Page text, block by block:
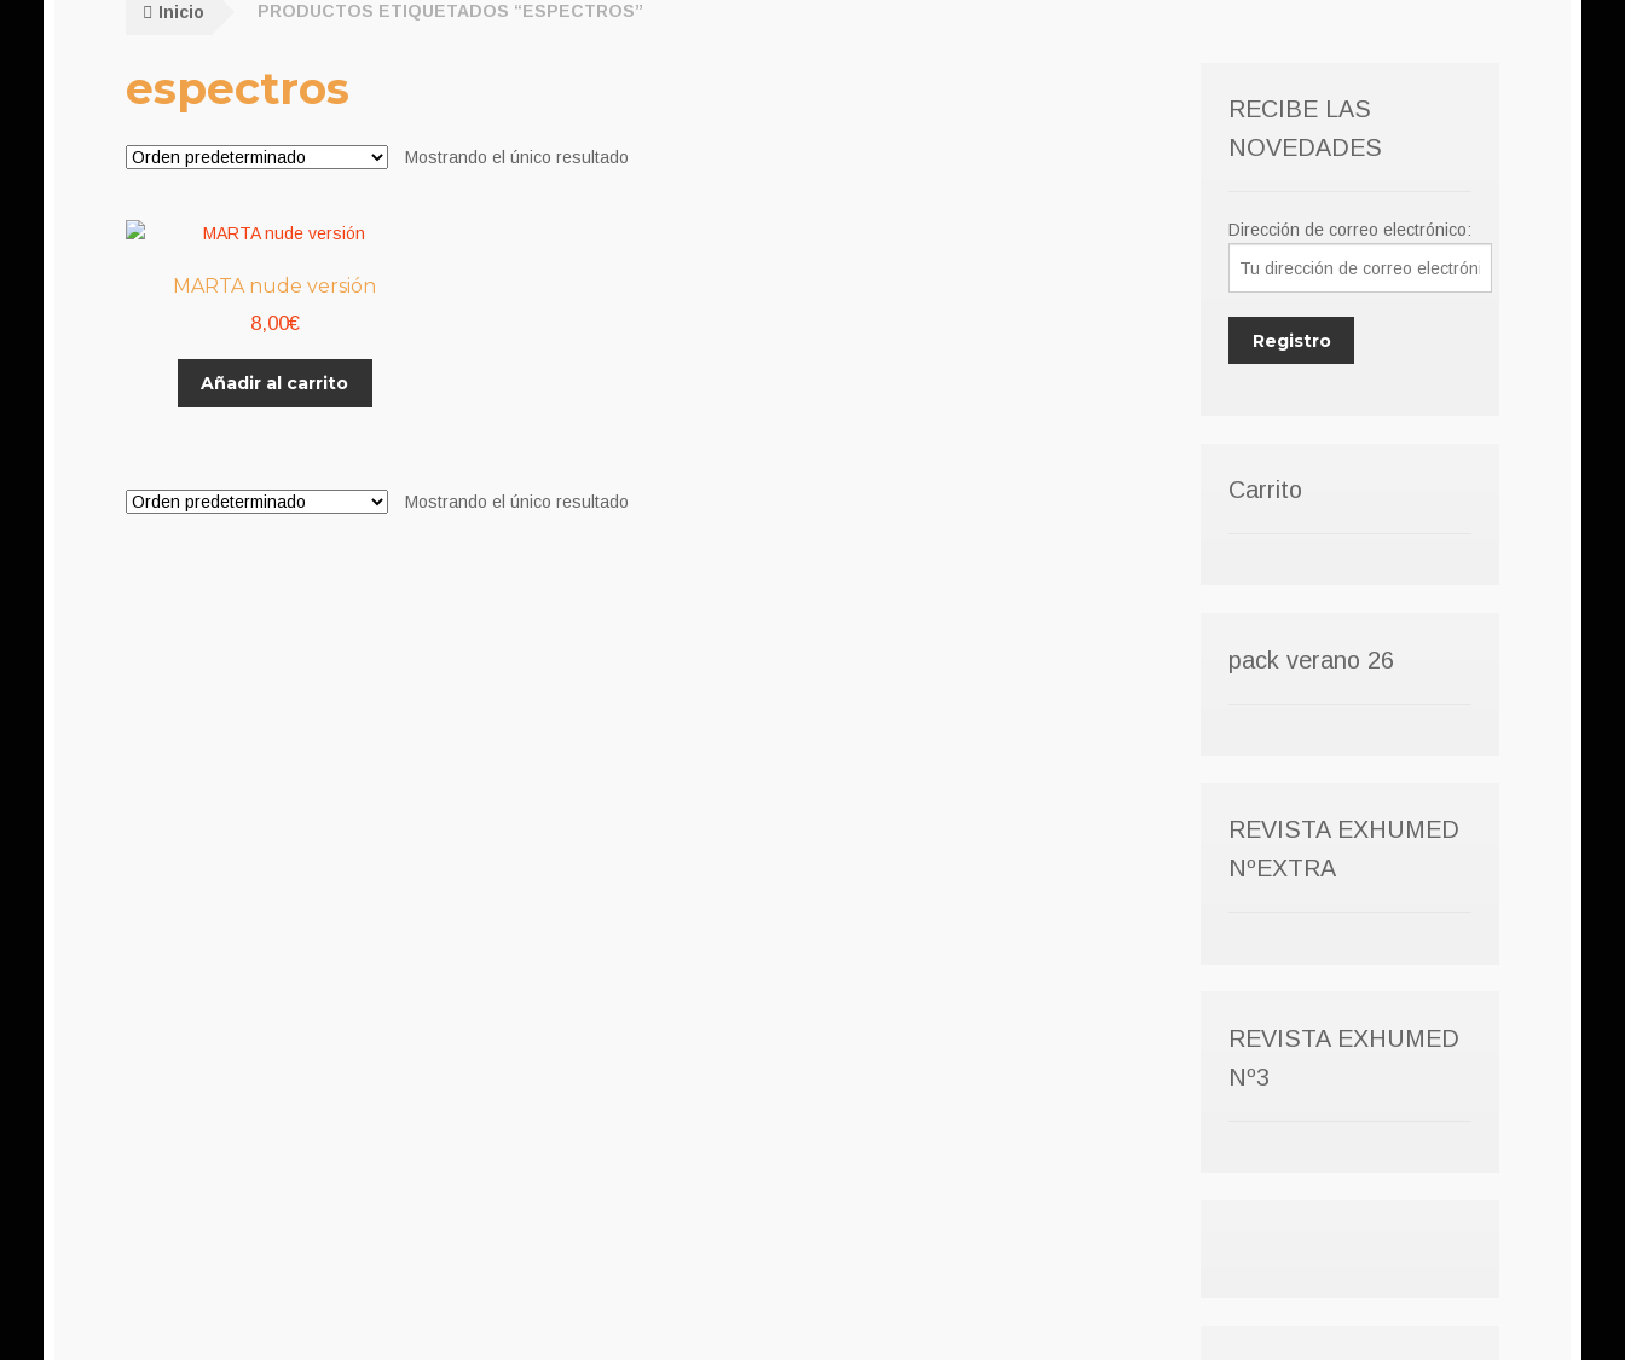
Inicio PRODUCTOS ETIQUETADOS “ESPECTROS”
espectros
Mostrando el único resultado
MARTA nude versión
8,00€
Añadir al carrito
Mostrando el único resultado
RECIBE LAS
NOVEDADES
Dirección de correo electrónico:
Carrito
pack verano 26
REVISTA EXHUMED
NºEXTRA
REVISTA EXHUMED
Nº3